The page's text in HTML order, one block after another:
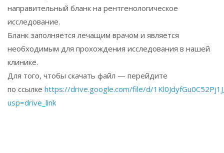
направительный бланк на рентгенологическое
исследование.
Бланк заполняется лечащим врачом и является
необходимым для прохождения исследования в нашей
клинике.
Для того, чтобы скачать файл — перейдите
по ссылке https://drive.google.com/file/d/
usp=drive_link